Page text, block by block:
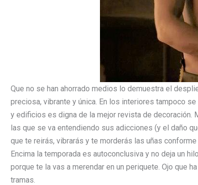
Que no se han ahorrado medios lo demuestra el
preciosa, vibrante y única. En los interiores tampoco
y edificios es digna de la mejor revista de decoración.
las que se va entendiendo sus adicciones (y el daño
que te reirás, vibrarás y te morderás las uñas
Encima la temporada es autoconclusiva y no deja un
porque te la vas a merendar en un periquete. Ojo que
tramas.